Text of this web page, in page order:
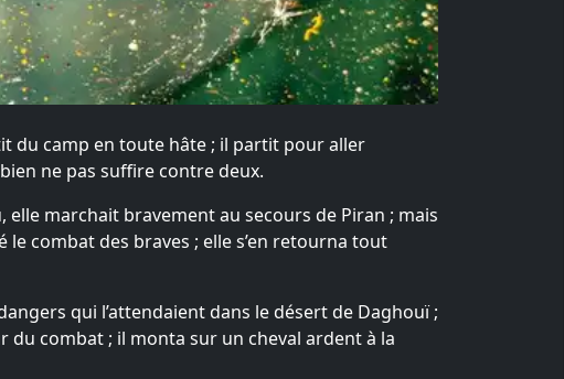
du camp en toute hâte ; il partit pour aller
ne pas suffire contre deux.
elle marchait bravement au secours de Piran ; mais
combat des braves ; elle s’en retourna tout
qui l’attendaient dans le désert de Daghouï ;
du combat ; il monta sur un cheval ardent à la